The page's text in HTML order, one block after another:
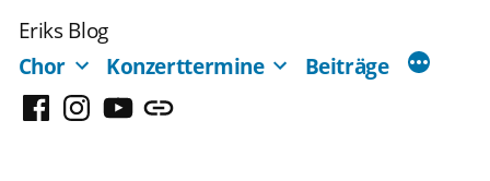
Inhalt
springen
Eriks Blog
Chor
Konzerttermine Beiträge
FacebookInstagram
YouTubeMastodon